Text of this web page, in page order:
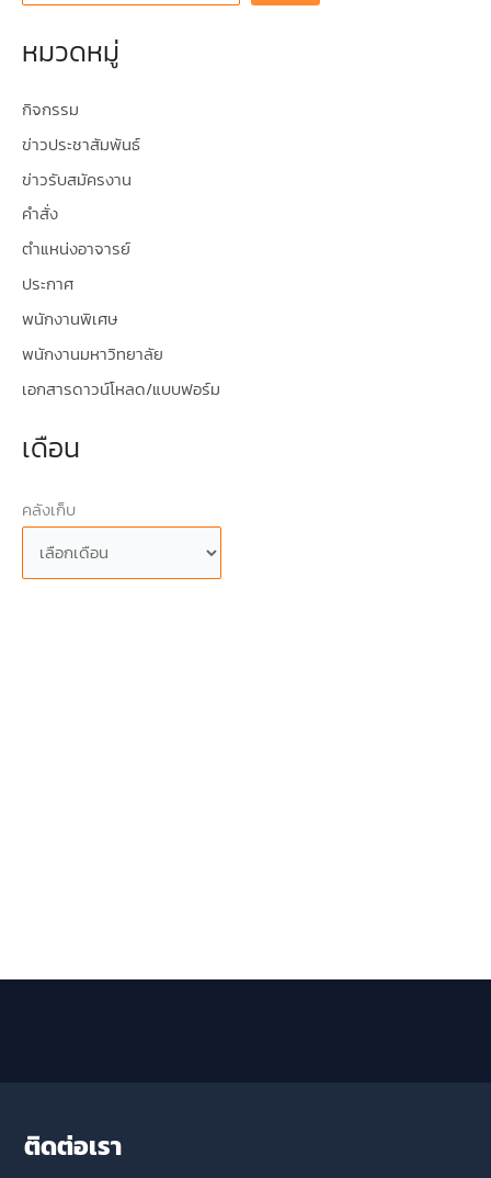
หมวดหมู่
กิจกรรม
ข่าวประชาสัมพันธ์
ข่าวรับสมัครงาน
คำสั่ง
ตำแหน่งอาจารย์
ประกาศ
พนักงานพิเศษ
พนักงานมหาวิทยาลัย
เอกสารดาวน์โหลด/แบบฟอร์ม
เดือน
คลังเก็บ
ติดต่อเรา